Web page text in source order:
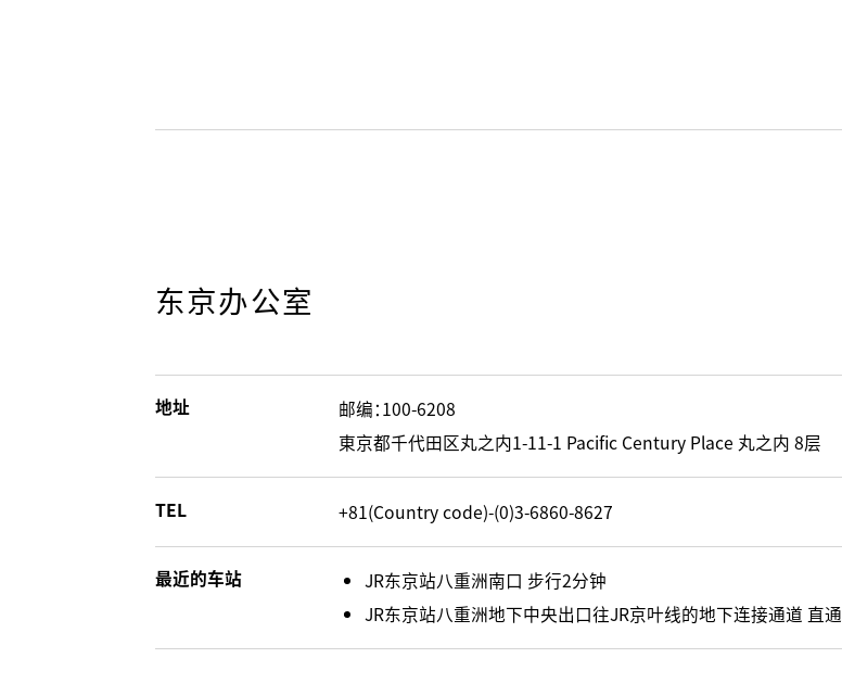
东京办公室
地址
邮编：100-6208
東京都千代田区丸之内1-11-1 Pacific Century Place 丸之内 8层
TEL +81(Country code)-(0)3-6860-8627
最近的车站
JR东京站八重洲南口 步行2分钟
JR东京站八重洲地下中央出口往JR京叶线的地下连接通道 直通